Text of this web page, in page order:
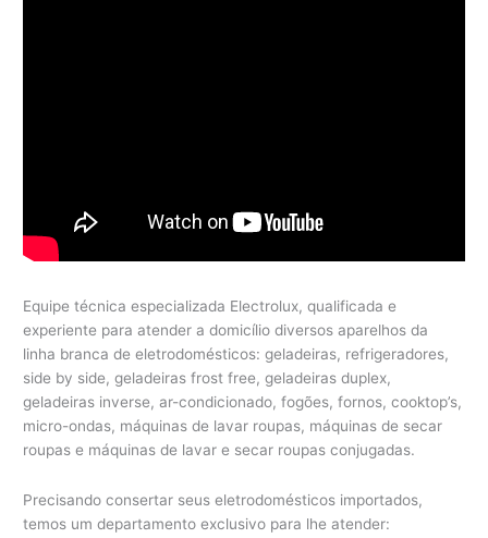
Equipe técnica especializada Electrolux, qualificada e
experiente para atender a domicílio diversos aparelhos da
linha branca de eletrodomésticos: geladeiras, refrigeradores,
side by side, geladeiras frost free, geladeiras duplex,
geladeiras inverse, ar-condicionado, fogões, fornos, cooktop’s,
micro-ondas, máquinas de lavar roupas, máquinas de secar
roupas e máquinas de lavar e secar roupas conjugadas.
Precisando consertar seus eletrodomésticos importados,
temos um departamento exclusivo para lhe atender: